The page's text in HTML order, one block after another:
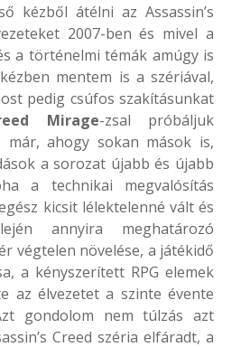
kézből átélni az Assassin’s
2007-ben és mivel a
a történelmi témák amúgy is
mentem is a szériával,
pedig csúfos szakításunkat
Mirage-zsal próbáljuk
már, ahogy sokan mások is,
a sorozat újabb és újabb
a technikai megvalósítás
kicsit lélektelenné vált és
annyira meghatározó
végtelen növelése, a játékidő
a kényszerített RPG elemek
az élvezetet a szinte évente
gondolom nem túlzás azt
Creed széria elfáradt, a